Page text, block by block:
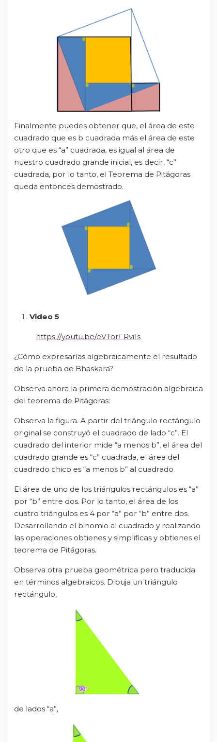
Finalmente puedes obtener que, el área de este
cuadrado que es b cuadrada más el área de este
otro que es “a” cuadrada, es igual al área de
nuestro cuadrado grande inicial, es decir, “c”
cuadrada, por lo tanto, el Teorema de Pitágoras
queda entonces demostrado.
Video 5
https://youtu.be/eVTorFRvi1s
¿Cómo expresarías algebraicamente el resultado
de la prueba de Bhaskara?
Observa ahora la primera demostración algebraica
del teorema de Pitágoras:
Observa la figura. A partir del triángulo rectángulo
original se construyó el cuadrado de lado “c”. El
cuadrado del interior mide “a menos b”, el área del
cuadrado grande es “c” cuadrada, el área del
cuadrado chico es “a menos b” al cuadrado.
El área de uno de los triángulos rectángulos es “a”
por “b” entre dos. Por lo tanto, el área de los
cuatro triángulos es 4 por “a” por “b” entre dos.
Desarrollando el binomio al cuadrado y realizando
las operaciones obtienes y simplificas y obtienes el
teorema de Pitágoras.
Observa otra prueba geométrica pero traducida
en términos algebraicos. Dibuja un triángulo
rectángulo,
de lados “a”,